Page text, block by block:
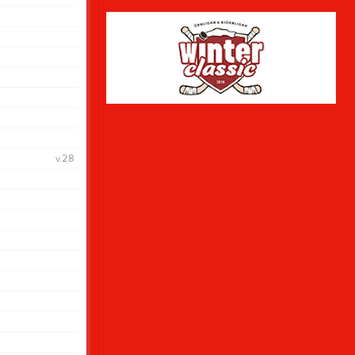
Lillstrimmahall
Felanmälan
Hemsida
v.28